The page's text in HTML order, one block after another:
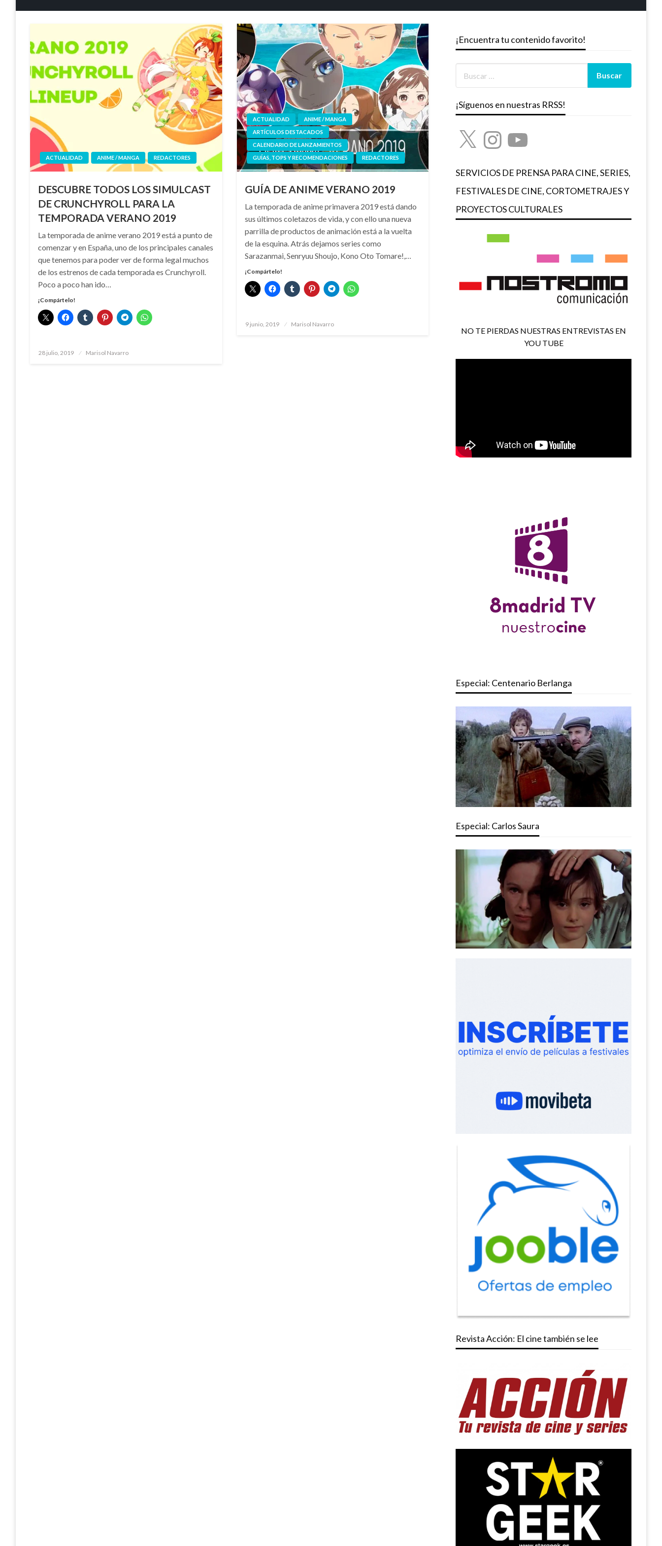
ACTUALIDAD ANIME / MANGA REDACTORES
DESCUBRE TODOS LOS SIMULCAST
DE CRUNCHYROLL PARA LA
TEMPORADA VERANO 2019
La temporada de anime verano 2019 está a punto de
comenzar y en España, uno de los principales canales
que tenemos para poder ver de forma legal muchos
de los estrenos de cada temporada es Crunchyroll.
Poco a poco han ido…
¡Compártelo!
Publicado
28 julio, 2019 Marisol Navarro
ACTUALIDAD
ANIME / MANGA
ARTÍCULOS DESTACADOS
CALENDARIO DE LANZAMIENTOS
GUÍAS, TOPS Y RECOMENDACIONES
REDACTORES
GUÍA DE ANIME VERANO 2019
La temporada de anime primavera 2019 está dando
sus últimos coletazos de vida, y con ello una nueva
parrilla de productos de animación está a la vuelta
de la esquina. Atrás dejamos series como
Sarazanmai, Senryuu Shoujo, Kono Oto Tomare!,…
¡Compártelo!
Publicado
9 junio, 2019 Marisol Navarro
¡Encuentra tu contenido favorito!
¡Síguenos en nuestras RRSS!
X InstagramYouTube
SERVICIOS DE PRENSA PARA CINE, SERIES,
FESTIVALES DE CINE, CORTOMETRAJES Y
PROYECTOS CULTURALES
NO TE PIERDAS NUESTRAS ENTREVISTAS EN
YOU TUBE
Especial: Centenario Berlanga
Especial: Carlos Saura
Revista Acción: El cine también se lee